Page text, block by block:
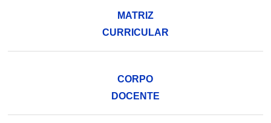
MATRIZ
CURRICULAR
CORPO
DOCENTE